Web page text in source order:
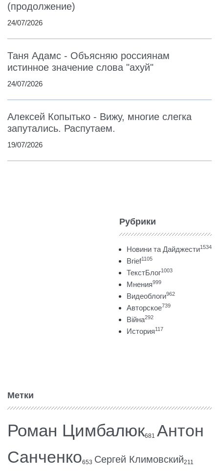
(продолжение)
24/07/2026
Таня Адамс - Объясняю россиянам
истинное значение слова "ахуй"
24/07/2026
Алексей Копытько - Вижу, многие слегка
запутались. Распутаем.
19/07/2026
Рубрики
Новини та Дайджести1534
Brief1105
ТекстБлог1003
Мнения999
Видеоблоги962
Авторское739
Війна292
История117
Метки
Роман Цимбалюк681 Антон
Санченко653 Сергей Климовский211